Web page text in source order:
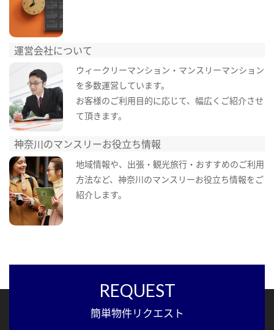
運営会社について
ウィークリーマンション・マンスリーマンション
を多数運営しています。
お客様のご利用目的に応じて、幅広くご紹介させ
て頂きます。
神奈川のマンスリーお役立ち情報
地域情報や、出張・観光旅行・おすすめのご利用
方法など、神奈川のマンスリーお役立ち情報をご
紹介します。
REQUEST
簡単物件リクエスト